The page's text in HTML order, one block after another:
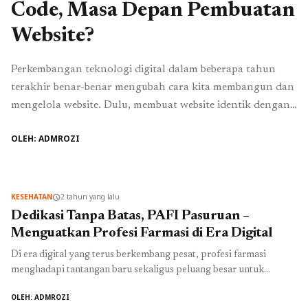
Code, Masa Depan Pembuatan
Website?
Perkembangan teknologi digital dalam beberapa tahun
terakhir benar-benar mengubah cara kita membangun dan
mengelola website. Dulu, membuat website identik dengan
serta waktu pengerjaan yang tidak sebentar. Namun kini,
belakang programming sekalipun, untuk menciptakan ...
Baca Selengkapnya
OLEH: ADMROZI
KESEHATANschedule2 tahun yang lalu
Dedikasi Tanpa Batas, PAFI Pasuruan –
Menguatkan Profesi Farmasi di Era Digital
Di era digital yang terus berkembang pesat, profesi farmasi
menghadapi tantangan baru sekaligus peluang besar untuk
Ahli Farmasi Indonesia (PAFI) Pasuruan telah menunjukkan
OLEH: ADMROZI